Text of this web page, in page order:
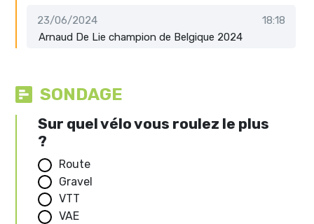
23/06/2024
18:18
Arnaud De Lie champion de Belgique 2024
SONDAGE
Sur quel vélo vous roulez le plus
?
Route
Gravel
VTT
VAE